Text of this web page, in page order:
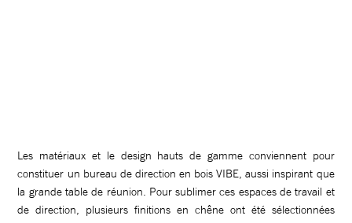
Les matériaux et le design hauts de gamme conviennent pour
constituer un bureau de direction en bois VIBE, aussi inspirant que
la grande table de réunion. Pour sublimer ces espaces de travail et
de direction, plusieurs finitions en chêne ont été sélectionnées